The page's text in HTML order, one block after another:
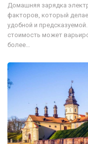
Домашняя зарядка
факторов, который
удобной и
стоимость может
более…